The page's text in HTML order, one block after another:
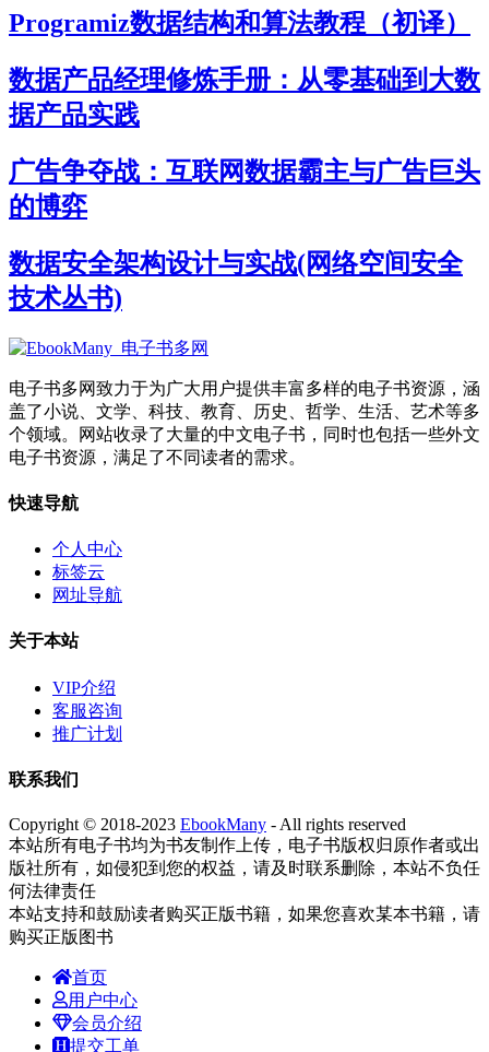
Programiz数据结构和算法教程（初译）
数据产品经理修炼手册：从零基础到大数
据产品实践
广告争夺战：互联网数据霸主与广告巨头
的博弈
数据安全架构设计与实战(网络空间安全
技术丛书)
电子书多网致力于为广大用户提供丰富多样的电子书资源，涵
盖了小说、文学、科技、教育、历史、哲学、生活、艺术等多
个领域。网站收录了大量的中文电子书，同时也包括一些外文
电子书资源，满足了不同读者的需求。
快速导航
个人中心
标签云
网址导航
关于本站
VIP介绍
客服咨询
推广计划
联系我们
Copyright © 2018-2023 EbookMany - All rights reserved
本站所有电子书均为书友制作上传，电子书版权归原作者或出
版社所有，如侵犯到您的权益，请及时联系删除，本站不负任
何法律责任
本站支持和鼓励读者购买正版书籍，如果您喜欢某本书籍，请
购买正版图书
首页
用户中心
会员介绍
提交工单